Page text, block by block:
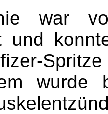
war
und
wurde